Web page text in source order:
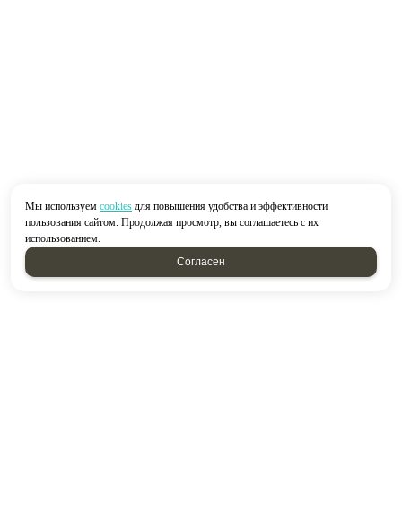
Мы используем cookies для повышения удобства и эффективности
пользования сайтом. Продолжая просмотр, вы соглашаетесь с их
использованием.
Согласен